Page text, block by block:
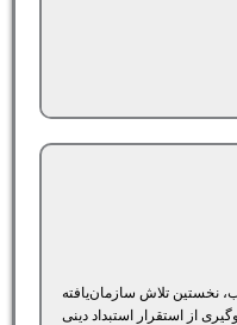
نخستین تلاش سازمان‌یافته
از استقرار استبداد دینی